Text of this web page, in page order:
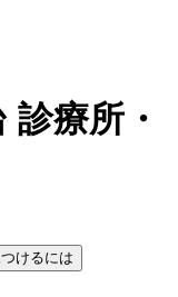
療所・
けるには